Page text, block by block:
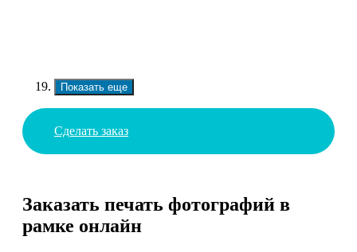
Показать еще
Сделать заказ
Заказать печать фотографий в
рамке онлайн